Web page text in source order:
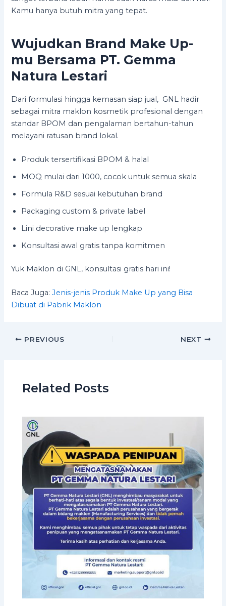
Kamu hanya butuh mitra yang tepat.
Wujudkan Brand Make Up-
mu Bersama PT. Gemma
Natura Lestari
Dari formulasi hingga kemasan siap jual, GNL hadir
sebagai mitra maklon kosmetik profesional dengan
standar BPOM dan pengalaman bertahun-tahun
melayani ratusan brand lokal.
Produk tersertifikasi BPOM & halal
MOQ mulai dari 1000, cocok untuk semua skala
Formula R&D sesuai kebutuhan brand
Packaging custom & private label
Lini decorative make up lengkap
Konsultasi awal gratis tanpa komitmen
Yuk Maklon di GNL, konsultasi gratis hari ini!
Baca Juga: Jenis-jenis Produk Make Up yang Bisa
Dibuat di Pabrik Maklon
PREVIOUS NEXT
Related Posts